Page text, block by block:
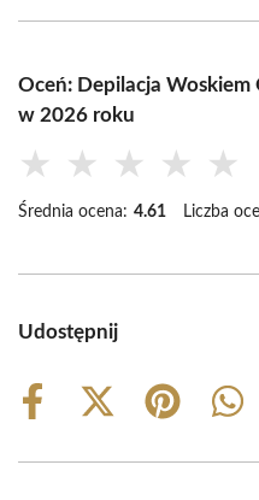
Oceń: Depilacja
w 2026 roku
★ ★ ★ ★ ★
Średnia ocena: 4.61 Liczba
Udostępnij
Share
Share
(Twitter)
Share